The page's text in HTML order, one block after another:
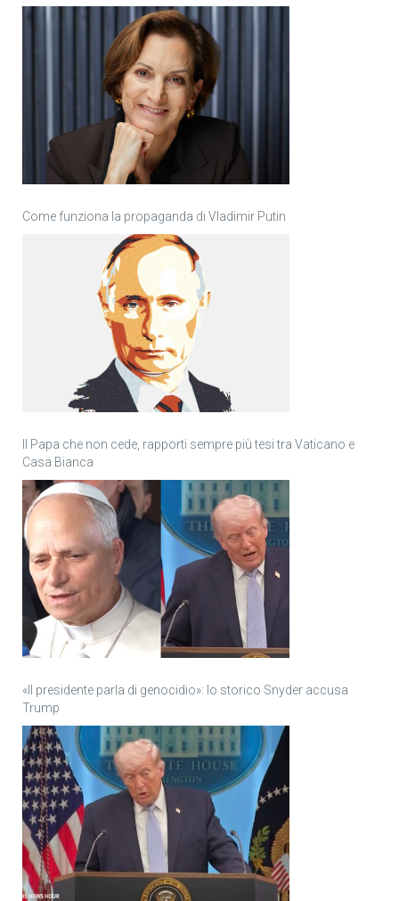
Come funziona la propaganda di Vladimir Putin
Il Papa che non cede, rapporti sempre più tesi tra Vaticano e
Casa Bianca
«Il presidente parla di genocidio»: lo storico Snyder accusa
Trump